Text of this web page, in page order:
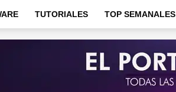
TUTORIALES TOP SEMANALES